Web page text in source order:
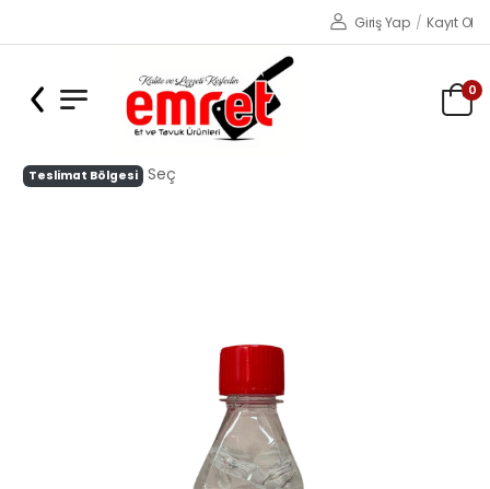
Giriş Yap / Kayıt Ol
0
Teslimat Bölgesi Seç